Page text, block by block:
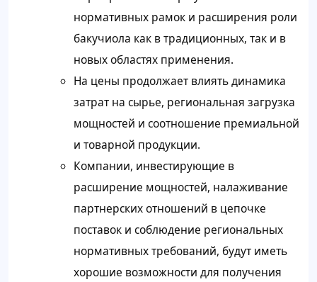
нормативных рамок и расширения роли
бакучиола как в традиционных, так и в
новых областях применения.
На цены продолжает влиять динамика
затрат на сырье, региональная загрузка
мощностей и соотношение премиальной
и товарной продукции.
Компании, инвестирующие в
расширение мощностей, налаживание
партнерских отношений в цепочке
поставок и соблюдение региональных
нормативных требований, будут иметь
хорошие возможности для получения